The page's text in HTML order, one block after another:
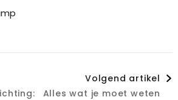
Volgend artikel
Alles wat je moet weten